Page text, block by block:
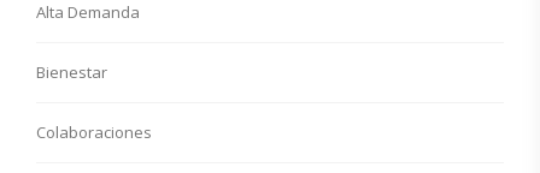
Alta Demanda
Bienestar
Colaboraciones